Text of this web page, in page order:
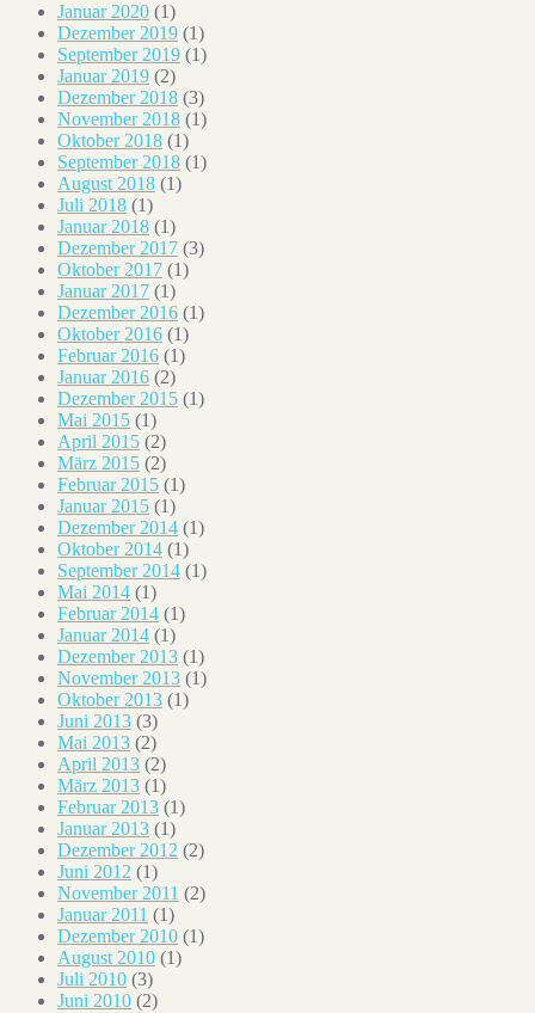
Januar 2020 (1)
Dezember 2019 (1)
September 2019 (1)
Januar 2019 (2)
Dezember 2018 (3)
November 2018 (1)
Oktober 2018 (1)
September 2018 (1)
August 2018 (1)
Juli 2018 (1)
Januar 2018 (1)
Dezember 2017 (3)
Oktober 2017 (1)
Januar 2017 (1)
Dezember 2016 (1)
Oktober 2016 (1)
Februar 2016 (1)
Januar 2016 (2)
Dezember 2015 (1)
Mai 2015 (1)
April 2015 (2)
März 2015 (2)
Februar 2015 (1)
Januar 2015 (1)
Dezember 2014 (1)
Oktober 2014 (1)
September 2014 (1)
Mai 2014 (1)
Februar 2014 (1)
Januar 2014 (1)
Dezember 2013 (1)
November 2013 (1)
Oktober 2013 (1)
Juni 2013 (3)
Mai 2013 (2)
April 2013 (2)
März 2013 (1)
Februar 2013 (1)
Januar 2013 (1)
Dezember 2012 (2)
Juni 2012 (1)
November 2011 (2)
Januar 2011 (1)
Dezember 2010 (1)
August 2010 (1)
Juli 2010 (3)
Juni 2010 (2)